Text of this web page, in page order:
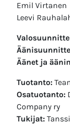
Emil Virtanen
Leevi
Äänet ja
Tuotanto:
Osatuotanto:
Company ry
Tukijat: